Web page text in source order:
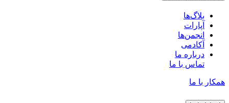
بلاگ‌ها
آپارات
انجمن‌ها
آکادمی
درباره ما
تماس با ما
همکار با ما